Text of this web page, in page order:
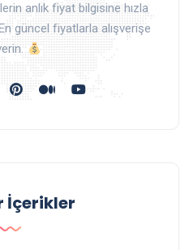
anlık fiyat bilgisine hızla
güncel fiyatlarla alışverişe
İçerikler